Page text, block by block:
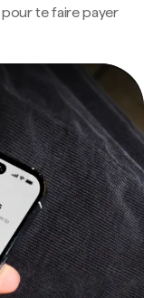
te faire payer